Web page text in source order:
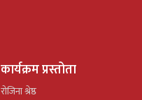
कार्यक्रम प्रस्तोता
रोजिना श्रेष्ठ